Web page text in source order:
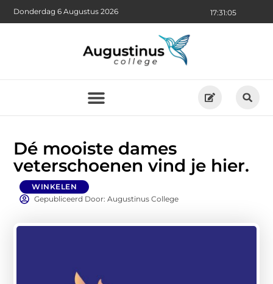
17:31:07
Donderdag 6 Augustus 2026
Dé mooiste dames
veterschoenen vind je hier.
WINKELEN
Gepubliceerd Door: Augustinus College